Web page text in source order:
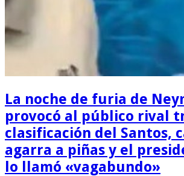
La noche de furia de
provocó al público rival
clasificación del Santos,
agarra a piñas y el
lo llamó «vagabundo»